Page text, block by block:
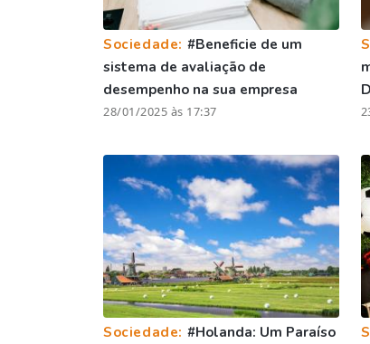
Sociedade: #Beneficie de um
sistema de avaliação de
desempenho na sua empresa
28/01/2025 às 17:37
Sociedade: #Holanda: Um Paraíso